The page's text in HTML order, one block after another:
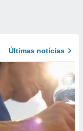
Últimas notícias